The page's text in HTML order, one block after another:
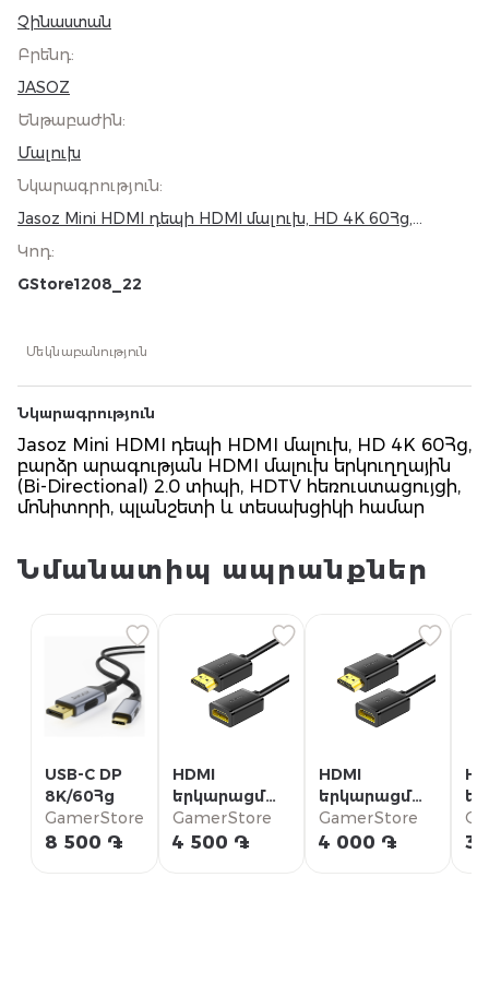
Չինաստան
Բրենդ:
JASOZ
Ենթաբաժին:
Մալուխ
Նկարագրություն:
Jasoz Mini HDMI դեպի HDMI մալուխ, HD 4K 60Հց,
Directional) 2.0 տիպի, HDTV հեռուստացույցի,
մոնիտորի, պլանշետի և տեսախցիկի համար
Կոդ:
GStore1208_22
Մեկնաբանություն
Նկարագրություն
Jasoz Mini HDMI դեպի HDMI մալուխ, HD 4K 60Հց,
բարձր արագության HDMI մալուխ երկուղղային
(Bi-Directional) 2.0 տիպի, HDTV հեռուստացույցի,
մոնիտորի, պլանշետի և տեսախցիկի համար
Նմանատիպ ապրանքներ
USB-C DP
8K/60Հց
GamerStore
8 500 ֏
HDMI
երկարացման
մալուխ 3մ
GamerStore
4 500 ֏
HDMI
երկարացման
մալուխ 2մ
GamerStore
4 000 ֏ 3